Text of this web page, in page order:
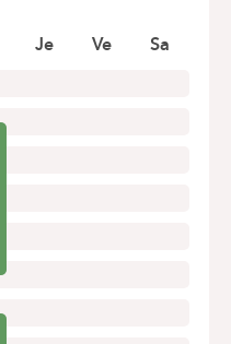
Je Ve Sa